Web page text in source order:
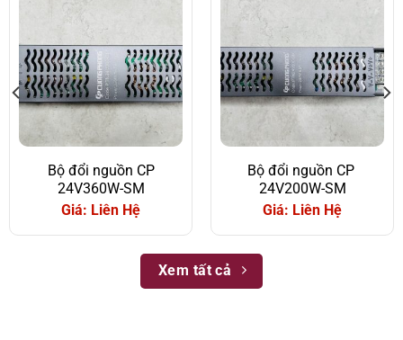
Bộ đổi nguồn CP
24V360W-SM
Giá: Liên Hệ
Bộ đổi nguồn CP
24V200W-SM
Giá: Liên Hệ
Xem tất cả